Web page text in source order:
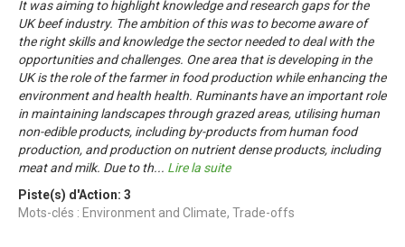
It was aiming to highlight knowledge and research gaps for the
UK beef industry. The ambition of this was to become aware of
the right skills and knowledge the sector needed to deal with the
opportunities and challenges. One area that is developing in the
UK is the role of the farmer in food production while enhancing the
environment and health health. Ruminants have an important role
in maintaining landscapes through grazed areas, utilising human
non-edible products, including by-products from human food
production, and production on nutrient dense products, including
meat and milk. Due to th... Lire la suite
Piste(s) d'Action: 3
Mots-clés : Environment and Climate, Trade-offs